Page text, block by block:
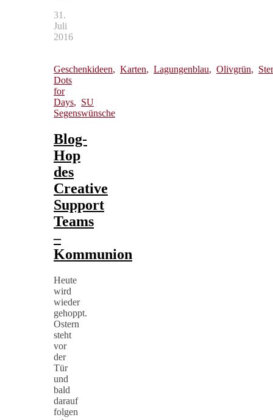
31.
Juli
2016
Geschenkideen, Karten, Lagungenblau, Olivgrün,
Dots
for
Days, SU
Segenswünsche
Blog-
Hop
des
Creative
Support
Teams
–
Kommunion
Heute
wird
wieder
gehoppt.
Ostern
steht
vor
der
Tür
und
bald
darauf
folgen